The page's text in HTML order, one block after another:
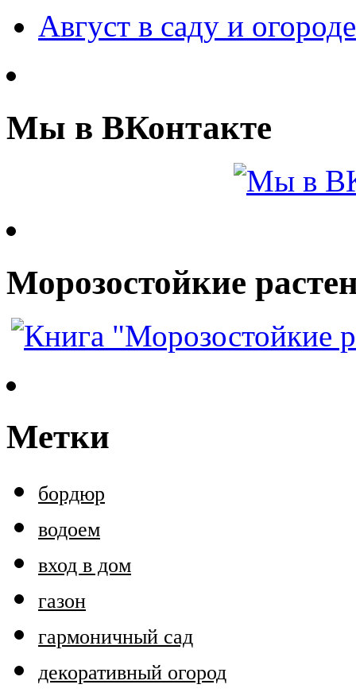
Август в саду и огороде
Мы в ВКонтакте
Морозостойкие
Метки
бордюр
водоем
вход в дом
газон
гармоничный сад
декоративный огород